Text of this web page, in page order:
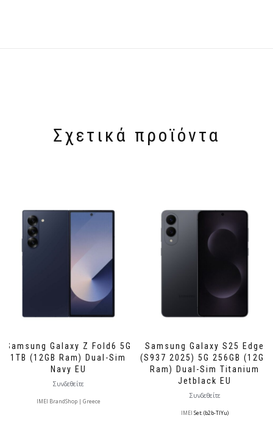
Σχετικά προϊόντα
Samsung Galaxy Z Fold6 5G
1TB (12GB Ram) Dual-Sim
Navy EU
Συνδεθείτε
IMEI BrandShop | Greece
Samsung Galaxy S25 Edge
(S937 2025) 5G 256GB (12GB
Ram) Dual-Sim Titanium
Jetblack EU
Συνδεθείτε
IMEI Set: (b2b-TlYu)